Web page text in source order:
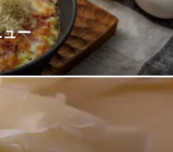
ー
焼きオムドリア、グラタ
メニューが勢揃い！ とろ
レッシュな野菜を使用し